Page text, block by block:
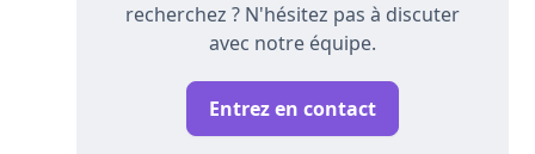
recherchez ? N'hésitez pas à discuter
avec notre équipe.
Entrez en contact